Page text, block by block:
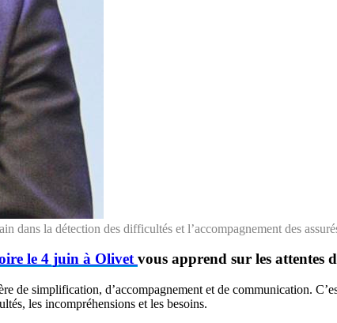
la détection des difficultés et l’accompagnement des
le 4 juin à Olivetvous apprend sur les attentes
de simplification, d’accompagnement et de communication.
les incompréhensions et les besoins.